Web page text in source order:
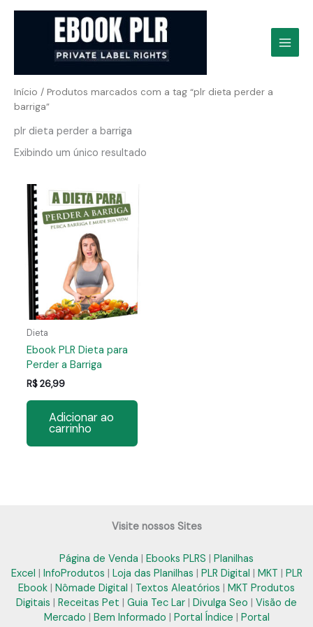
Início / Produtos marcados com a tag “plr dieta perder a
barriga”
plr dieta perder a barriga
Exibindo um único resultado
Dieta
Ebook PLR Dieta para
Perder a Barriga
R$26,99
Adicionar ao
carrinho
Visite nossos Sites
Página de Venda | Ebooks PLRS | Planilhas
Excel | InfoProdutos | Loja das Planilhas | PLR Digital | MKT | PLR
Ebook | Nômade Digital | Textos Aleatórios | MKT Produtos
Digitais | Receitas Pet | Guia Tec Lar | Divulga Seo | Visão de
Mercado | Bem Informado | Portal Índice | Portal